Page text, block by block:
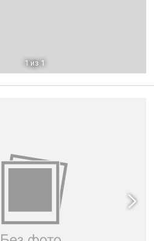
1 из 1